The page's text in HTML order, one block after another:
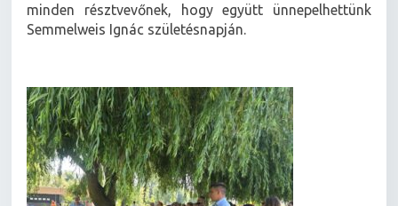
minden résztvevőnek, hogy együtt ünnepelhettünk
Semmelweis Ignác születésnapján.